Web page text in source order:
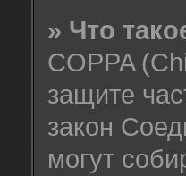
» Что
COPPA
защите
закон
могут